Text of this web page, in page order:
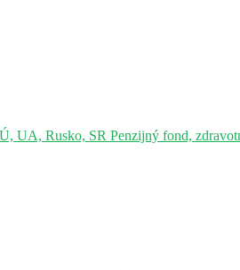
Rusko, SR Penzijný fond,